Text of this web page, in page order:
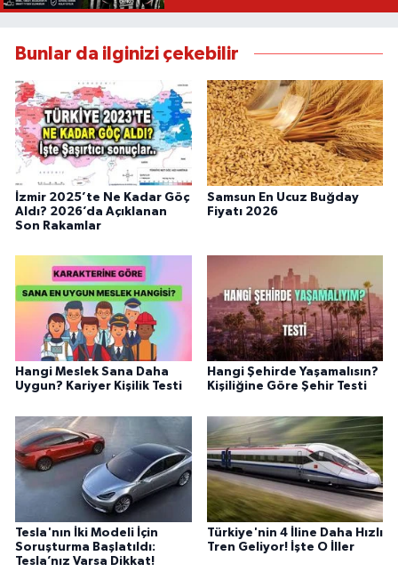
Bunlar da ilginizi çekebilir
İzmir 2025’te Ne Kadar Göç
Aldı? 2026’da Açıklanan
Son Rakamlar
Samsun En Ucuz Buğday
Fiyatı 2026
Hangi Meslek Sana Daha
Uygun? Kariyer Kişilik Testi
Hangi Şehirde Yaşamalısın?
Kişiliğine Göre Şehir Testi
Tesla'nın İki Modeli İçin
Soruşturma Başlatıldı:
Tesla’nız Varsa Dikkat!
Türkiye'nin 4 İline Daha Hızlı
Tren Geliyor! İşte O İller